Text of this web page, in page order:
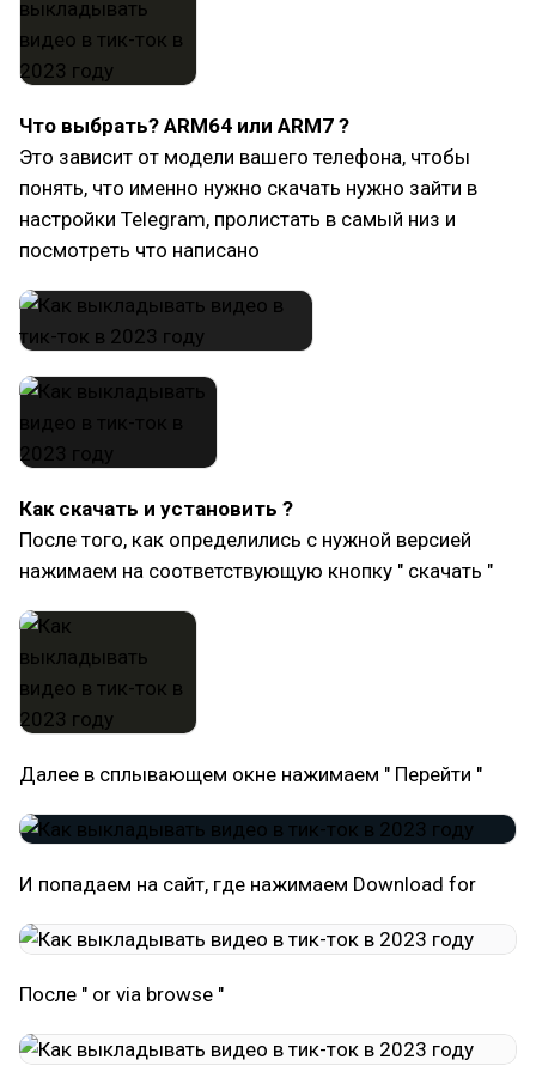
Что выбрать? ARM64 или ARM7 ?
Это зависит от модели вашего телефона, чтобы
понять, что именно нужно скачать нужно зайти в
настройки Telegram, пролистать в самый низ и
посмотреть что написано
Как скачать и установить ?
После того, как определились с нужной версией
нажимаем на соответствующую кнопку " скачать "
Далее в сплывающем окне нажимаем " Перейти "
И попадаем на сайт, где нажимаем Download for
После " or via browse "